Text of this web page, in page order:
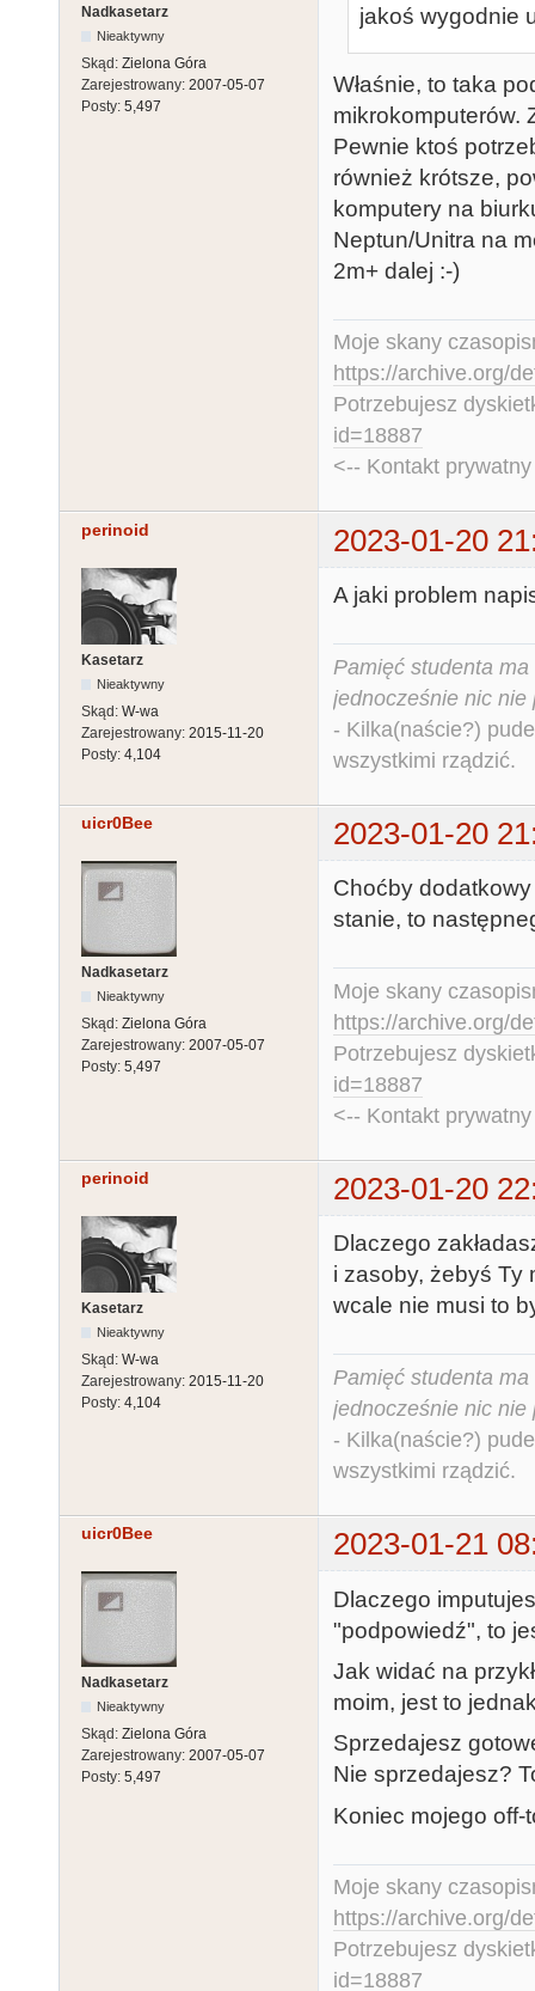
Nadkasetarz
Nieaktywny
Skąd: Zielona Góra
Zarejestrowany: 2007-05-07
Posty: 5,497
jakoś wygodnie
Właśnie, to taka
mikrokomputerów.
Pewnie ktoś
również krótsze,
komputery na
Neptun/Unitra na
2m+ dalej :-)
Moje skany
https://archive.org/
Potrzebujesz
id=18887
<-- Kontakt
perinoid 2023-01-20
Kasetarz
Nieaktywny
Skąd: W-wa
Zarejestrowany: 2015-11-20
Posty: 4,104
A jaki problem
Pamięć studenta
jednocześnie nic nie
- Kilka(naście?)
wszystkimi rządzić.
uicr0Bee 2023-01-20
Nadkasetarz
Nieaktywny
Skąd: Zielona Góra
Zarejestrowany: 2007-05-07
Posty: 5,497
Choćby
stanie, to
Moje skany
https://archive.org/
Potrzebujesz
id=18887
<-- Kontakt
perinoid 2023-01-20
Kasetarz
Nieaktywny
Skąd: W-wa
Zarejestrowany: 2015-11-20
Posty: 4,104
Dlaczego
i zasoby, żebyś Ty
wcale nie musi to
Pamięć studenta
jednocześnie nic nie
- Kilka(naście?)
wszystkimi rządzić.
uicr0Bee 2023-01-21
Nadkasetarz
Nieaktywny
Skąd: Zielona Góra
Zarejestrowany: 2007-05-07
Posty: 5,497
Dlaczego
"podpowiedź", to
Jak widać na
moim, jest to
Sprzedajesz
Nie sprzedajesz?
Koniec mojego off-
Moje skany
https://archive.org/
Potrzebujesz
id=18887